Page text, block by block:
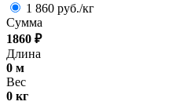
1 860 руб./кг
Сумма
1860 ₽
Длина
0 м
Вес
0 кг